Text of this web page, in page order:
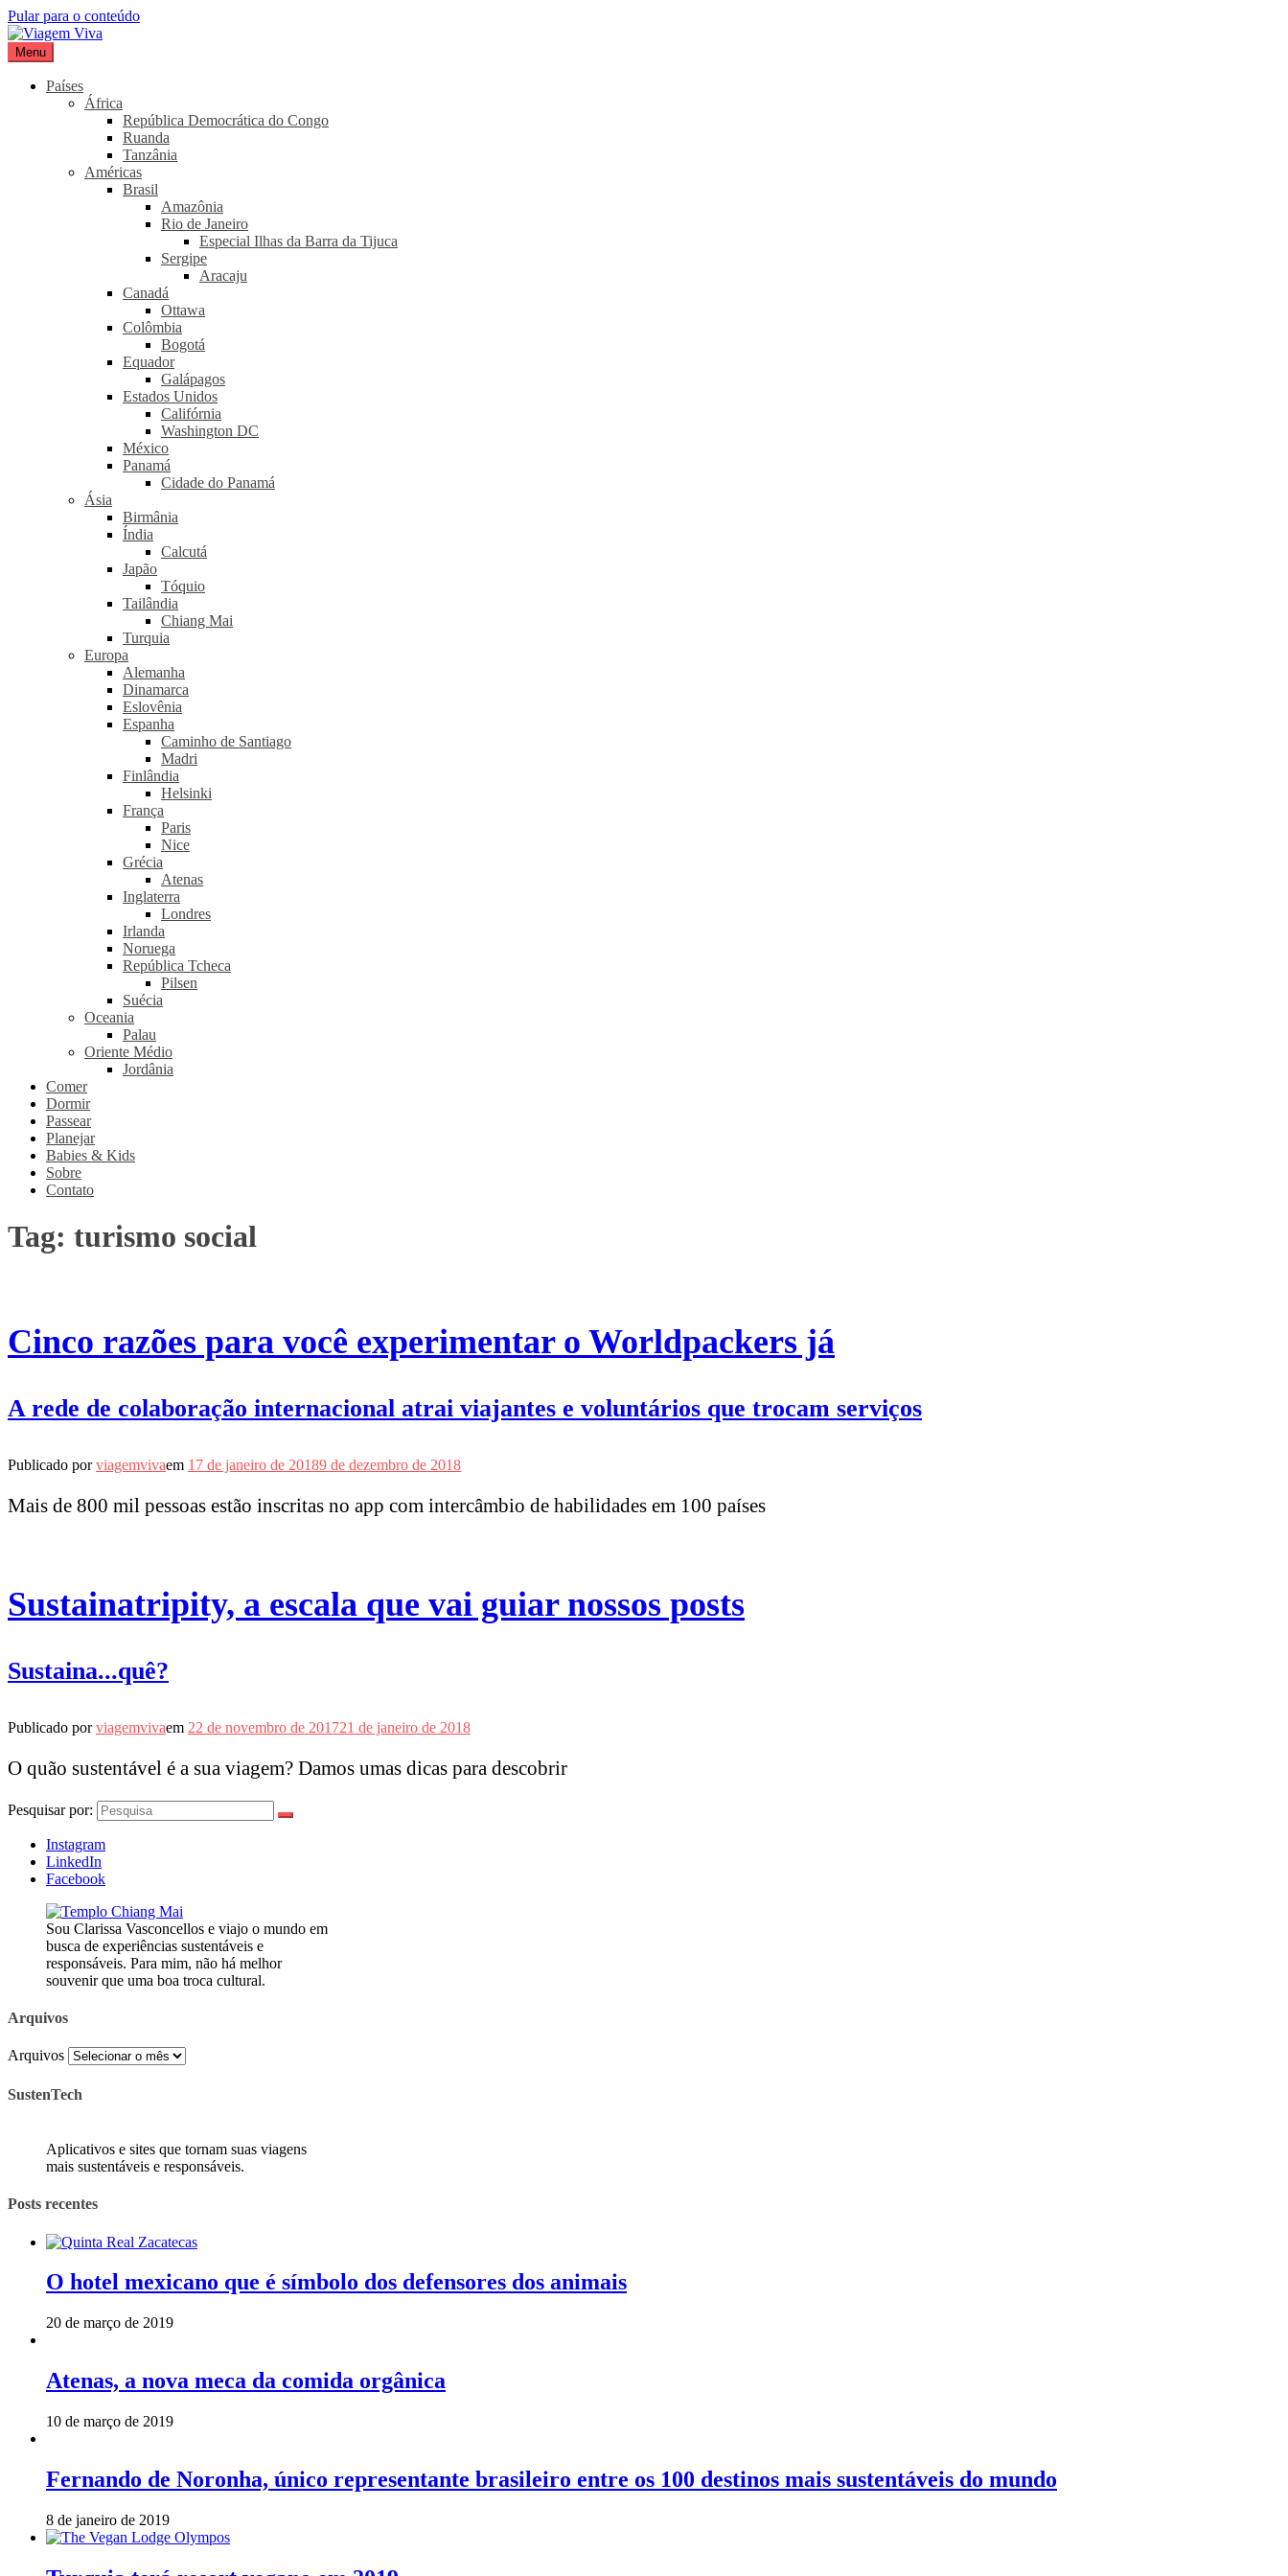
Pular para o conteúdo
Viagem Viva
Seu portal de turismo sustentável
Menu
Países
África
República Democrática do Congo
Ruanda
Tanzânia
Américas
Brasil
Amazônia
Rio de Janeiro
Especial Ilhas da Barra da Tijuca
Sergipe
Aracaju
Canadá
Ottawa
Colômbia
Bogotá
Equador
Galápagos
Estados Unidos
Califórnia
Washington DC
México
Panamá
Cidade do Panamá
Ásia
Birmânia
Índia
Calcutá
Japão
Tóquio
Tailândia
Chiang Mai
Turquia
Europa
Alemanha
Dinamarca
Eslovênia
Espanha
Caminho de Santiago
Madri
Finlândia
Helsinki
França
Paris
Nice
Grécia
Atenas
Inglaterra
Londres
Irlanda
Noruega
República Tcheca
Pilsen
Suécia
Oceania
Palau
Oriente Médio
Jordânia
Comer
Dormir
Passear
Planejar
Babies & Kids
Sobre
Contato
Tag: turismo social
Cinco razões para você experimentar o Worldpackers já
A rede de colaboração internacional atrai viajantes e voluntários que trocam serviços
Publicado porviagemvivaem 17 de janeiro de 20189 de dezembro de 2018
Mais de 800 mil pessoas estão inscritas no app com intercâmbio de habilidades em 100 países
Sustainatripity, a escala que vai guiar nossos posts
Sustaina...quê?
Publicado porviagemvivaem 22 de novembro de 201721 de janeiro de 2018
O quão sustentável é a sua viagem? Damos umas dicas para descobrir
Pesquisar por:
Instagram
LinkedIn
Facebook
Sou Clarissa Vasconcellos e viajo o mundo em
busca de experiências sustentáveis e
responsáveis. Para mim, não há melhor
souvenir que uma boa troca cultural.
Arquivos
Arquivos
SustenTech
Aplicativos e sites que tornam suas viagens
mais sustentáveis e responsáveis.
Posts recentes
O hotel mexicano que é símbolo dos defensores dos animais
20 de março de 2019
Atenas, a nova meca da comida orgânica
10 de março de 2019
Fernando de Noronha, único representante brasileiro entre os 100 destinos mais sustentáveis do mundo
8 de janeiro de 2019